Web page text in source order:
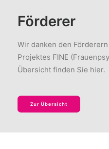
Förderer
Wir danken den
Projektes FINE
Übersicht finden Sie hier.
Zur Übersicht